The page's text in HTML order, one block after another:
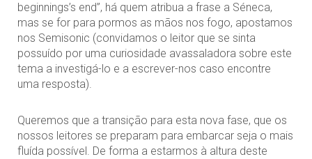
beginnings’s end”, há quem atribua a frase a Séneca,
mas se for para pormos as mãos nos fogo, apostamos
nos Semisonic (convidamos o leitor que se sinta
possuído por uma curiosidade avassaladora sobre este
tema a investigá-lo e a escrever-nos caso encontre
uma resposta).
Queremos que a transição para esta nova fase, que os
nossos leitores se preparam para embarcar seja o mais
fluída possível. De forma a estarmos à altura deste